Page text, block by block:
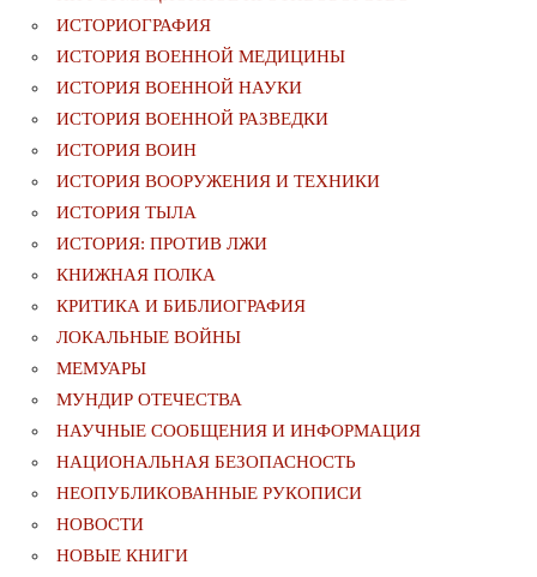
ИСТОРИОГРАФИЯ
ИСТОРИЯ ВОЕННОЙ МЕДИЦИНЫ
ИСТОРИЯ ВОЕННОЙ НАУКИ
ИСТОРИЯ ВОЕННОЙ РАЗВЕДКИ
ИСТОРИЯ ВОИН
ИСТОРИЯ ВООРУЖЕНИЯ И ТЕХНИКИ
ИСТОРИЯ ТЫЛА
ИСТОРИЯ: ПРОТИВ ЛЖИ
КНИЖНАЯ ПОЛКА
КРИТИКА И БИБЛИОГРАФИЯ
ЛОКАЛЬНЫЕ ВОЙНЫ
МЕМУАРЫ
МУНДИР ОТЕЧЕСТВА
НАУЧНЫЕ СООБЩЕНИЯ И ИНФОРМАЦИЯ
НАЦИОНАЛЬНАЯ БЕЗОПАСНОСТЬ
НЕОПУБЛИКОВАННЫЕ РУКОПИСИ
НОВОСТИ
НОВЫЕ КНИГИ